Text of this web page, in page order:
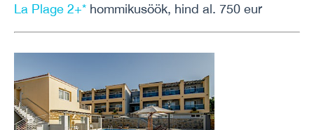
La Plage 2+* hommikusöök, hind al. 750 eur